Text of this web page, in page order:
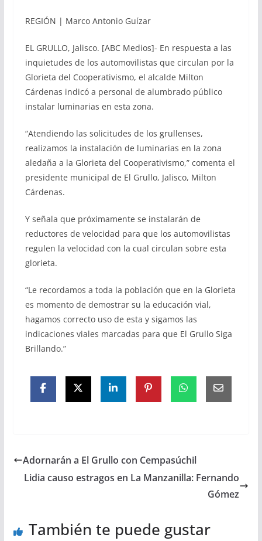
REGIÓN | Marco Antonio Guízar
EL GRULLO, Jalisco. [ABC Medios]- En respuesta a las
inquietudes de los automovilistas que circulan por la
Glorieta del Cooperativismo, el alcalde Milton
Cárdenas indicó a personal de alumbrado público
instalar luminarias en esta zona.
“Atendiendo las solicitudes de los grullenses,
realizamos la instalación de luminarias en la zona
aledaña a la Glorieta del Cooperativismo,” comenta el
presidente municipal de El Grullo, Jalisco, Milton
Cárdenas.
Y señala que próximamente se instalarán de
reductores de velocidad para que los automovilistas
regulen la velocidad con la cual circulan sobre esta
glorieta.
“Le recordamos a toda la población que en la Glorieta
es momento de demostrar su la educación vial,
hagamos correcto uso de esta y sigamos las
indicaciones viales marcadas para que El Grullo Siga
Brillando.”
Adornarán a El Grullo con Cempasúchil
Lidia causo estragos en La Manzanilla: Fernando
Gómez
También te puede gustar